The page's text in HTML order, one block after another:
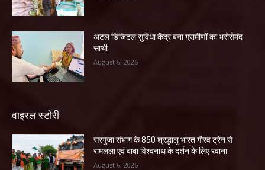
अटल डिजिटल सुविधा केंद्र बना ग्रामीणों का भरोसेमंद
साथी
August 6, 2026
वाइरल स्टोरी
सरगुजा संभाग के 850 श्रद्धालु भारत गौरव ट्रेन से
रामलला एवं बाबा विश्वनाथ के दर्शन के लिए रवाना
August 6, 2026